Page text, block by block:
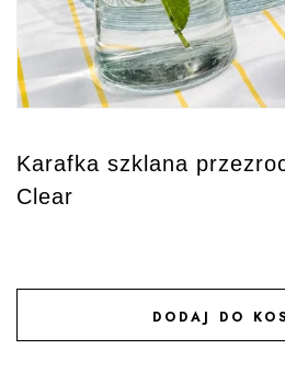
Karafka szklana
Clear
DODAJ DO
DODAJ DO